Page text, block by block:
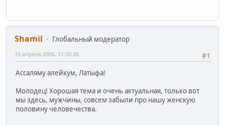
Shamil
Глобальный модератор
#1
15 апреля 2006, 11:30:26
Ассаляму алейкум, Латыфа!
Молодец! Хорошая тема и очень актуальная, только вот
мы здесь, мужчины, совсем забыли про нашу женскую
половину человечества.